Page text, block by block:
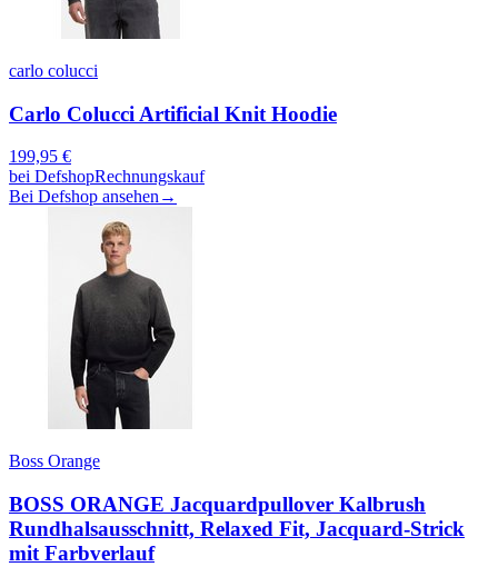
carlo colucci
Carlo Colucci Artificial Knit Hoodie
199,95 €
bei DefshopRechnungskauf
Bei Defshop ansehen→
Boss Orange
BOSS ORANGE Jacquardpullover Kalbrush
Rundhalsausschnitt, Relaxed Fit, Jacquard-Strick
mit Farbverlauf